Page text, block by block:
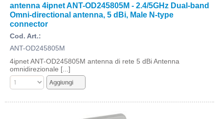
antenna 4ipnet ANT-OD245805M - 2.4/5GHz Dual-band
Omni-directional antenna, 5 dBi, Male N-type
connector
Cod. Art.:
ANT-OD245805M
4ipnet ANT-OD245805M antenna di rete 5 dBi Antenna
omnidirezionale [...]